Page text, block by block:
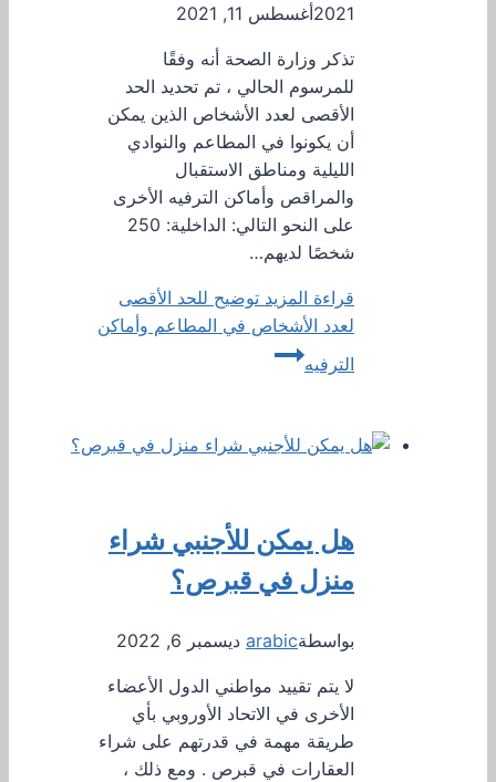
2021أغسطس 11, 2021
تذكر وزارة الصحة أنه وفقًا
للمرسوم الحالي ، تم تحديد الحد
الأقصى لعدد الأشخاص الذين يمكن
أن يكونوا في المطاعم والنوادي
الليلية ومناطق الاستقبال
والمراقص وأماكن الترفيه الأخرى
على النحو التالي: الداخلية: 250
شخصًا لديهم…
قراءة المزيد توضيح للحد الأقصى
لعدد الأشخاص في المطاعم وأماكن
الترفيه
هل يمكن للأجنبي شراء
منزل في قبرص؟
بواسطةarabic ديسمبر 6, 2022
لا يتم تقييد مواطني الدول الأعضاء
الأخرى في الاتحاد الأوروبي بأي
طريقة مهمة في قدرتهم على شراء
العقارات في قبرص . ومع ذلك ،